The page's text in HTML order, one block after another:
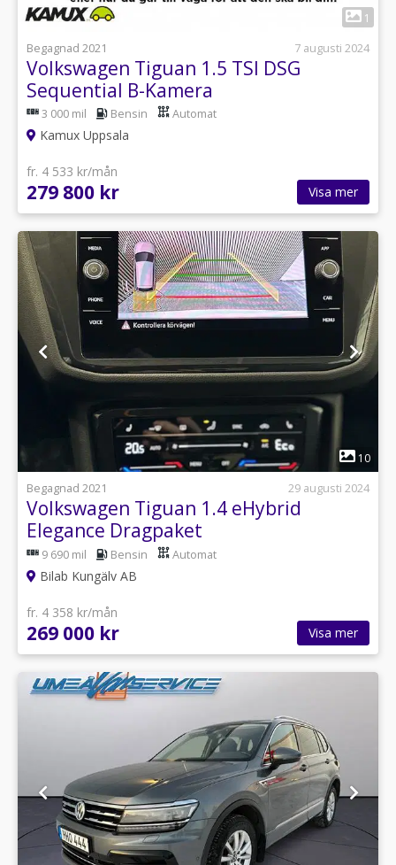
1
Begagnad 2021
7 augusti 2024
Volkswagen Tiguan 1.5 TSI DSG
Sequential B-Kamera
3 000 mil Bensin Automat
Kamux Uppsala
fr. 4 533 kr/mån
279 800 kr Visa mer
1
10
Begagnad 2021
29 augusti 2024
Volkswagen Tiguan 1.4 eHybrid
Elegance Dragpaket
9 690 mil Bensin Automat
Bilab Kungälv AB
fr. 4 358 kr/mån
269 000 kr Visa mer